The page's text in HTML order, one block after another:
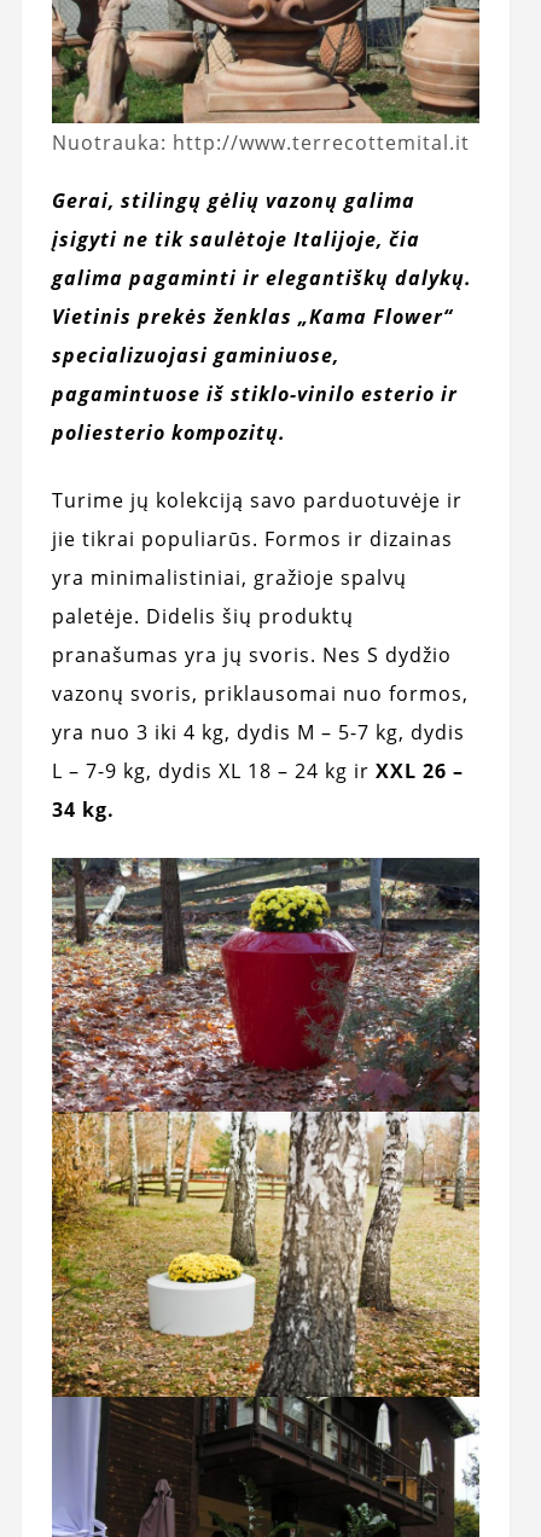
Nuotrauka: http://www.terrecottemital.it
Gerai, stilingų gėlių vazonų galima
įsigyti ne tik saulėtoje Italijoje, čia
galima pagaminti ir elegantiškų dalykų.
Vietinis prekės ženklas „Kama Flower“
specializuojasi gaminiuose,
pagamintuose iš stiklo-vinilo esterio ir
poliesterio kompozitų.
Turime jų kolekciją savo parduotuvėje ir
jie tikrai populiarūs. Formos ir dizainas
yra minimalistiniai, gražioje spalvų
paletėje. Didelis šių produktų
pranašumas yra jų svoris. Nes S dydžio
vazonų svoris, priklausomai nuo formos,
yra nuo 3 iki 4 kg, dydis M – 5-7 kg, dydis
L – 7-9 kg, dydis XL 18 – 24 kg ir XXL 26 –
34 kg.